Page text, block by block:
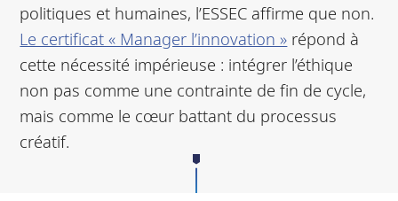
politiques et humaines, l’ESSEC affirme que non.
Le certificat « Manager l’innovation » répond à
cette nécessité impérieuse : intégrer l’éthique
non pas comme une contrainte de fin de cycle,
mais comme le cœur battant du processus
créatif.